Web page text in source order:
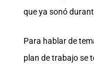
que ya sonó
Para hablar de
plan de trabajo se